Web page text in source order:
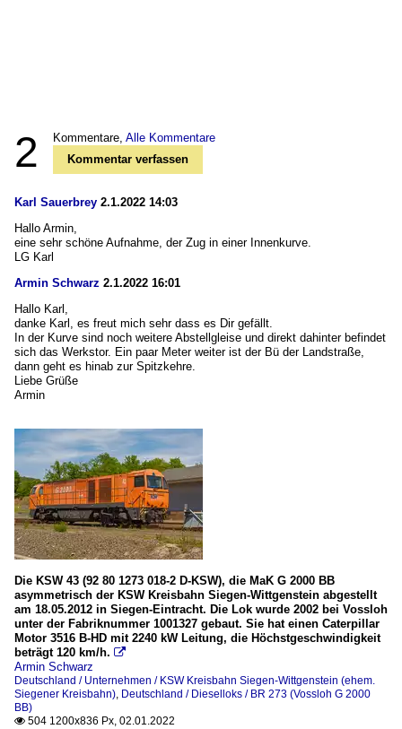
2 Kommentare, Alle Kommentare
Kommentar verfassen
Karl Sauerbrey 2.1.2022 14:03
Hallo Armin,
eine sehr schöne Aufnahme, der Zug in einer Innenkurve.
LG Karl
Armin Schwarz 2.1.2022 16:01
Hallo Karl,
danke Karl, es freut mich sehr dass es Dir gefällt.
In der Kurve sind noch weitere Abstellgleise und direkt dahinter befindet
sich das Werkstor. Ein paar Meter weiter ist der Bü der Landstraße,
dann geht es hinab zur Spitzkehre.
Liebe Grüße
Armin
Die KSW 43 (92 80 1273 018-2 D-KSW), die MaK G 2000 BB
asymmetrisch der KSW Kreisbahn Siegen-Wittgenstein abgestellt
am 18.05.2012 in Siegen-Eintracht. Die Lok wurde 2002 bei Vossloh
unter der Fabriknummer 1001327 gebaut. Sie hat einen Caterpillar
Motor 3516 B-HD mit 2240 kW Leitung, die Höchstgeschwindigkeit
beträgt 120 km/h. 
Armin Schwarz
Deutschland / Unternehmen / KSW Kreisbahn Siegen-Wittgenstein (ehem.
Siegener Kreisbahn), Deutschland / Dieselloks / BR 273 (Vossloh G 2000
BB)
 504 1200x836 Px, 02.01.2022